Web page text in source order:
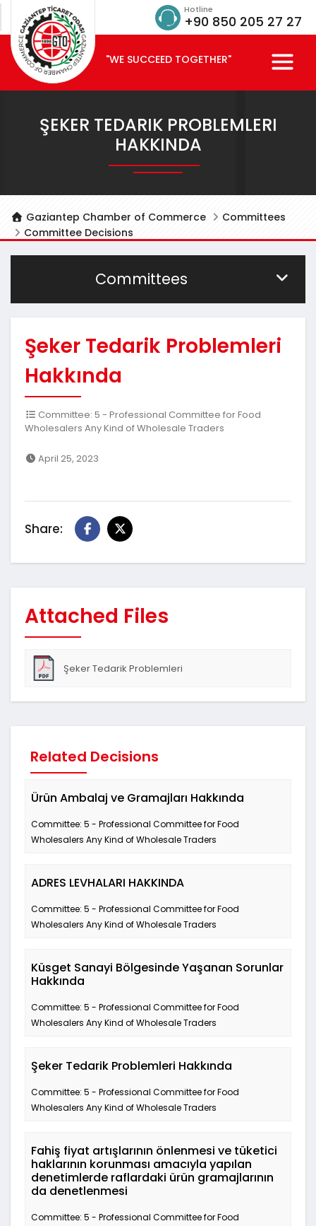
Hotline
+90 850 205 27 27
"WE SUCCEED TOGETHER"
ŞEKER TEDARIK PROBLEMLERI
HAKKINDA
Gaziantep Chamber of Commerce
Committees
Committee Decisions
Committees
Şeker Tedarik Problemleri
Hakkında
Committee: 5 - Professional Committee for Food
Wholesalers Any Kind of Wholesale Traders
April 25, 2023
Share:
Attached Files
Şeker Tedarik Problemleri
Related Decisions
Ürün Ambalaj ve Gramajları Hakkında
Committee: 5 - Professional Committee for Food
Wholesalers Any Kind of Wholesale Traders
ADRES LEVHALARI HAKKINDA
Committee: 5 - Professional Committee for Food
Wholesalers Any Kind of Wholesale Traders
Küsget Sanayi Bölgesinde Yaşanan Sorunlar
Hakkında
Committee: 5 - Professional Committee for Food
Wholesalers Any Kind of Wholesale Traders
Şeker Tedarik Problemleri Hakkında
Committee: 5 - Professional Committee for Food
Wholesalers Any Kind of Wholesale Traders
Fahiş fiyat artışlarının önlenmesi ve tüketici
haklarının korunması amacıyla yapılan
denetimlerde raflardaki ürün gramajlarının
da denetlenmesi
Committee: 5 - Professional Committee for Food